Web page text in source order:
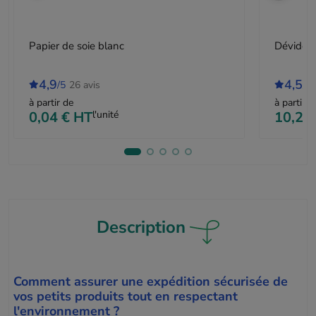
Papier de soie blanc
4,9/5 26 avis
à partir de
0,04 € HTl'unité
4,5
à partir
10,25
Description
Comment assurer une expédition sécurisée de
vos petits produits tout en respectant
l'environnement ?